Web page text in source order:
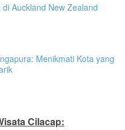
Auckland New Zealand
Menikmati Kota yang
Cilacap: